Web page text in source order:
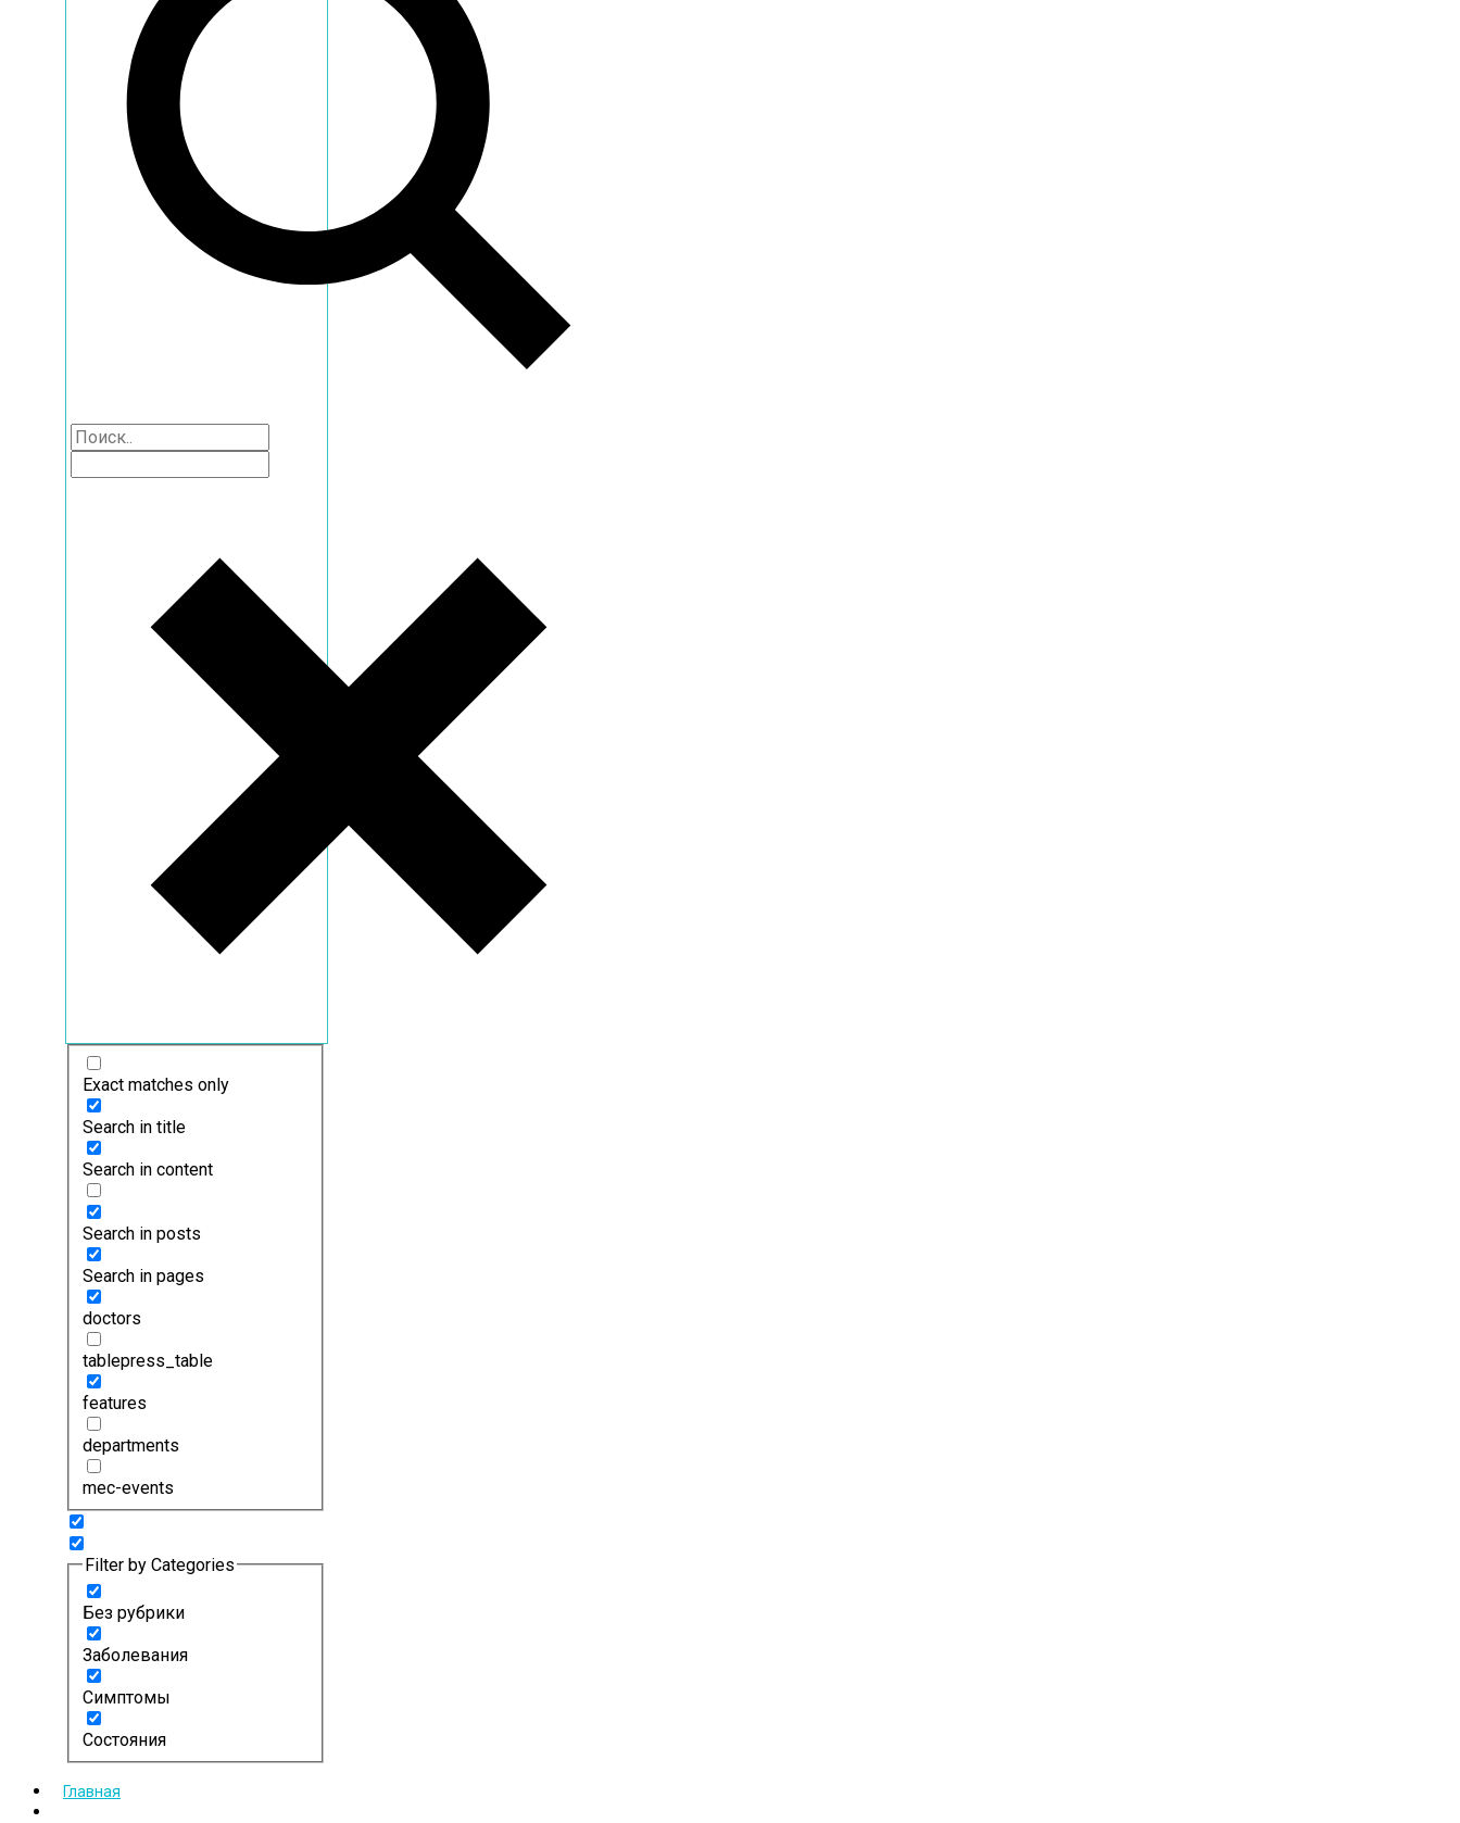
Exact matches only
Search in title
Search in content
Search in posts
Search in pages
doctors
tablepress_table
features
departments
mec-events
Filter by Categories
Без рубрики
Заболевания
Симптомы
Состояния
Главная